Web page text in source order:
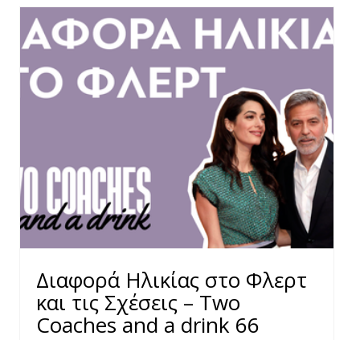
Διαφορά Ηλικίας στο Φλερτ
και τις Σχέσεις – Two
Coaches and a drink 66